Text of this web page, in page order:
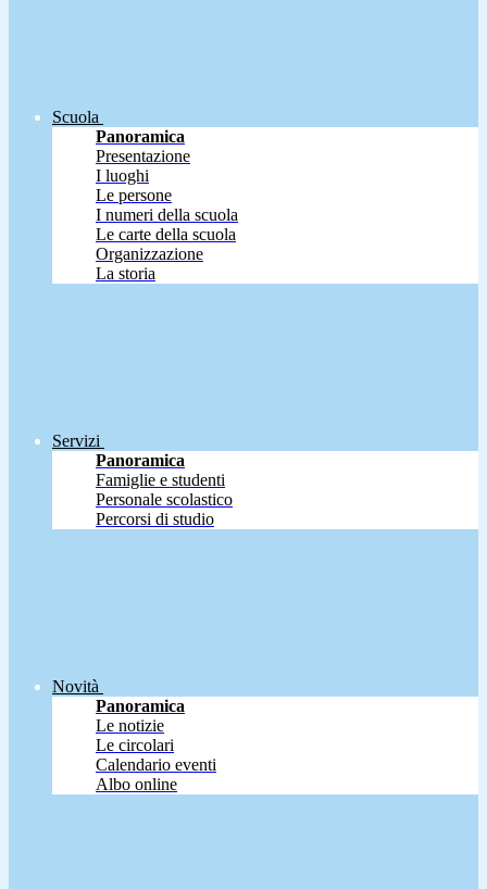
Scuola
Panoramica
Presentazione
I luoghi
Le persone
I numeri della scuola
Le carte della scuola
Organizzazione
La storia
Servizi
Panoramica
Famiglie e studenti
Personale scolastico
Percorsi di studio
Novità
Panoramica
Le notizie
Le circolari
Calendario eventi
Albo online